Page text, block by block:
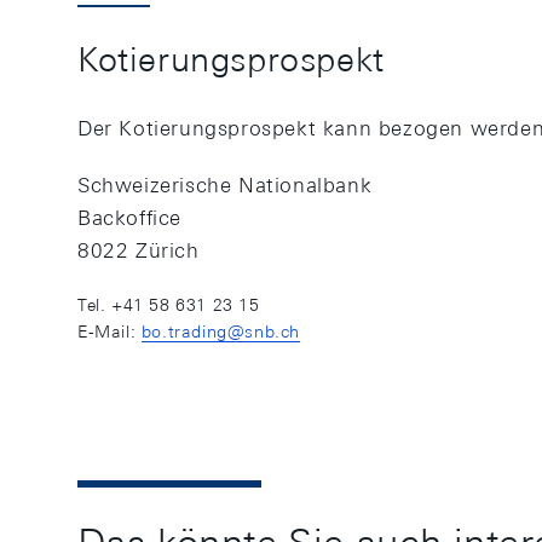
Kotierungsprospekt
Der Kotierungsprospekt kann bezogen
Schweizerische Nationalbank
Backoffice
8022 Zürich
Tel. +41 58 631 23 15
E-Mail: bo.trading@snb.ch